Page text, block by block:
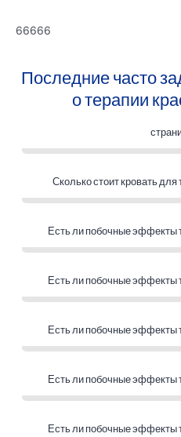
66666
Последние часто
о терапии
Сколько стоит кровать
Есть ли побочные эффекты
Есть ли побочные эффекты
Есть ли побочные эффекты
Есть ли побочные эффекты
Есть ли побочные эффекты